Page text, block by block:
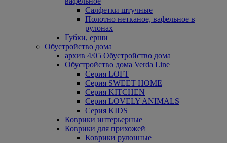
Салфетки штучные
Полотно нетканое, вафельное в
рулонах
Губки, ерши
Обустройство дома
архив 4/05 Обустройство дома
Обустройство дома Verda Line
Серия LOFT
Серия SWEET HOME
Серия KITCHEN
Серия LOVELY ANIMALS
Серия KIDS
Коврики интерьерные
Коврики для прихожей
Коврики рулонные